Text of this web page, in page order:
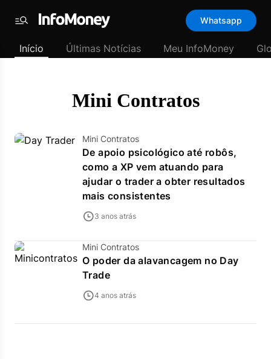
padrão
Últimas
Menu
Whatsapp
Início Últimas Notícias Meu InfoMoney
Mini Contratos
Mini Contratos
De apoio psicológico até robôs,
como a XP vem atuando para
ajudar o trader a obter resultados
mais consistentes
3 anos atrás
Mini Contratos
O poder da alavancagem no Day
Trade
4 anos atrás